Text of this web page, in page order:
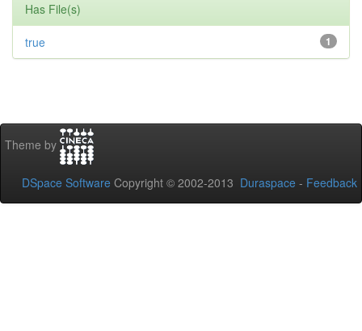
Has File(s)
1
true
Theme by
DSpace Software Copyright © 2002-2013 Duraspace - Feedback